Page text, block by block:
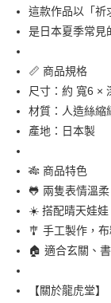
台新國際商業銀行
台灣樂天信用卡公
Google Pay
運送方式
全家取貨付款
每筆NT$65，滿
每筆NT$65，滿
7-11取貨付款
每筆NT$65，滿
付款後7-11取貨
這款作品以「祈
是日本夏季常見
📏 商品規格
尺寸：約 寬6 ×
材質：人造絲縮
產地：日本製
🎋 商品特色
🐸 兩隻表情溫
☀️ 搭配晴天娃娃
🎐 手工製作，
🏠 適合玄關、
【關於龍虎堂】